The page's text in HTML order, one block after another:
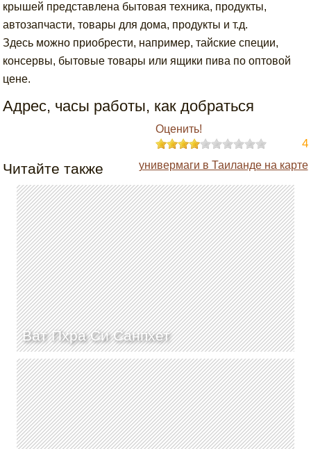
крышей представлена бытовая техника, продукты,
автозапчасти, товары для дома, продукты и т.д.
Здесь можно приобрести, например, тайские специи,
консервы, бытовые товары или ящики пива по оптовой
цене.
Адрес, часы работы, как добраться
Оценить!
4
Читайте также универмаги в Таиланде на карте
Ват Пхра Си Санпхет